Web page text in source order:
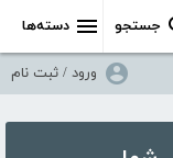
دسته‌ها جستجو
ورود / ثبت نام